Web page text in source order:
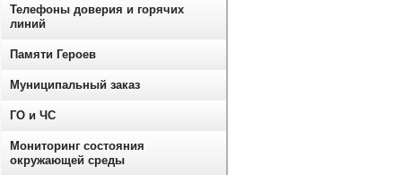
Телефоны доверия и горячих
линий
Памяти Героев
Муниципальный заказ
ГО и ЧС
Мониторинг состояния
окружающей среды